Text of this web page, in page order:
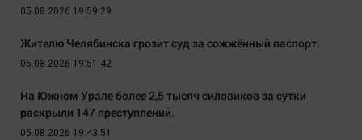
05.08.2026 19:59:29
Жителю Челябинска грозит суд за сожжённый паспорт.
05.08.2026 19:51:42
На Южном Урале более 2,5 тысяч силовиков за сутки
раскрыли 147 преступлений.
05.08.2026 19:43:51